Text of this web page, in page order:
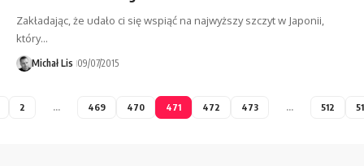
Zakładając, że udało ci się wspiąć na najwyższy szczyt w Japonii,
który…
Michał Lis 09/07/2015
2 … 469 470 471 472 473 … 512